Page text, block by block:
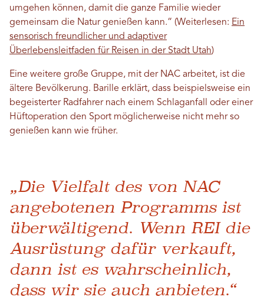
umgehen können, damit die ganze Familie wieder
gemeinsam die Natur genießen kann.“ (Weiterlesen: Ein
sensorisch freundlicher und adaptiver
Überlebensleitfaden für Reisen in der Stadt Utah)
Eine weitere große Gruppe, mit der NAC arbeitet, ist die
ältere Bevölkerung. Barille erklärt, dass beispielsweise ein
begeisterter Radfahrer nach einem Schlaganfall oder einer
Hüftoperation den Sport möglicherweise nicht mehr so ​​
genießen kann wie früher.
„Die Vielfalt des von NAC
angebotenen Programms ist
überwältigend. Wenn REI die
Ausrüstung dafür verkauft,
dann ist es wahrscheinlich,
dass wir sie auch anbieten.“